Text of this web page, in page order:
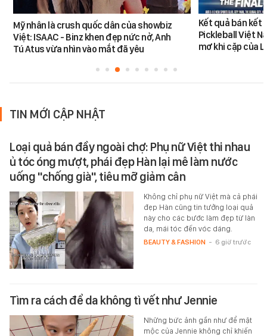
Mỹ nhân là crush quốc dân của showbiz
Việt: ISAAC - Binz khen đẹp nức nở, Anh
Tú Atus vừa nhìn vào mắt đã yêu
Kết quả bán kết
Pickleball Việt
mơ khi cặp của
TIN MỚI CẬP NHẬT
Loại quả bán đầy ngoài chợ: Phụ nữ Việt thi nhau
ủ tóc óng mượt, phái đẹp Hàn lại mê làm nước
uống "chống già", tiêu mỡ giảm cân
Không chỉ phụ nữ Việt mà cả phái
đẹp Hàn cũng tin tưởng loại quả
này cho các bước làm đẹp từ làn
da, mái tóc đến vóc dáng.
BEAUTY & FASHION - 6 giờ trước
Tìm ra cách để da không tì vết như Jennie
Những bức ảnh gần như để mặt
mộc của Jennie không chỉ khiến